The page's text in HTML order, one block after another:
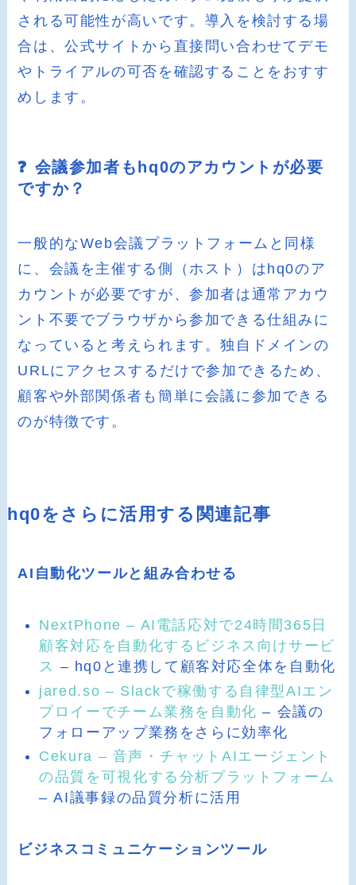
される可能性が高いです。導入を検討する場
合は、公式サイトから直接問い合わせてデモ
やトライアルの可否を確認することをおすす
めします。
❓ 会議参加者もhq0のアカウントが必要
ですか？
一般的なWeb会議プラットフォームと同様
に、会議を主催する側（ホスト）はhq0のア
カウントが必要ですが、参加者は通常アカウ
ント不要でブラウザから参加できる仕組みに
なっていると考えられます。独自ドメインの
URLにアクセスするだけで参加できるため、
顧客や外部関係者も簡単に会議に参加できる
のが特徴です。
hq0をさらに活用する関連記事
AI自動化ツールと組み合わせる
NextPhone – AI電話応対で24時間365日
顧客対応を自動化するビジネス向けサービ
ス – hq0と連携して顧客対応全体を自動化
jared.so – Slackで稼働する自律型AIエン
プロイーでチーム業務を自動化 – 会議の
フォローアップ業務をさらに効率化
Cekura – 音声・チャットAIエージェント
の品質を可視化する分析プラットフォーム
– AI議事録の品質分析に活用
ビジネスコミュニケーションツール